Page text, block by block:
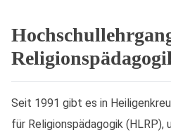
Seit 1991 gibt es in
für Religionspädagogik (HLRP),